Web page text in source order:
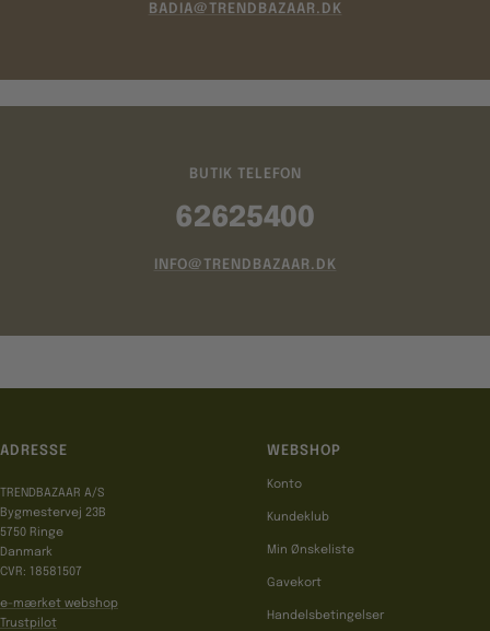
BADIA@TRENDBAZAAR.DK
BUTIK TELEFON
62625400
INFO@TRENDBAZAAR.DK
ADRESSE
TRENDBAZAAR A/S
Bygmestervej 23B
5750 Ringe
Danmark
CVR: 18581507
e-mærket webshop
Trustpilot
WEBSHOP
Konto
Kundeklub
Min Ønskeliste
Gavekort
Handelsbetingelser